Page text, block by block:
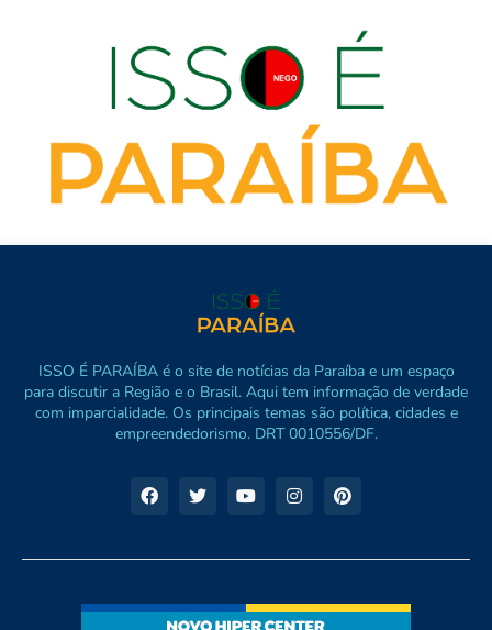
ISSO É PARAÍBA é o site de notícias da Paraíba e um espaço
para discutir a Região e o Brasil. Aqui tem informação de verdade
com imparcialidade. Os principais temas são política, cidades e
empreendedorismo. DRT 0010556/DF.